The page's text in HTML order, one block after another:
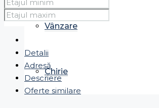
Vânzare
Chirie
Detalii
Adresă
Descriere
Oferte similare